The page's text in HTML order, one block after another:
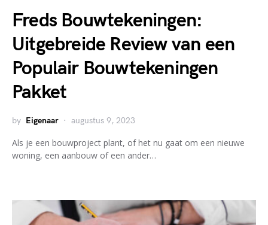
Freds Bouwtekeningen:
Uitgebreide Review van een
Populair Bouwtekeningen
Pakket
by Eigenaar augustus 9, 2023
Als je een bouwproject plant, of het nu gaat om een nieuwe
woning, een aanbouw of een ander…